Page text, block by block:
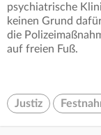
psychiatrische
keinen Grund
die
auf freien Fuß.
Justiz